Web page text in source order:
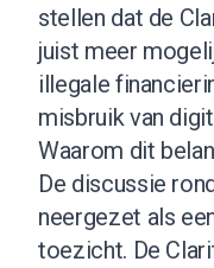
stellen dat de
juist meer
illegale
misbruik van
Waarom dit
De discussie
neergezet als
toezicht. De